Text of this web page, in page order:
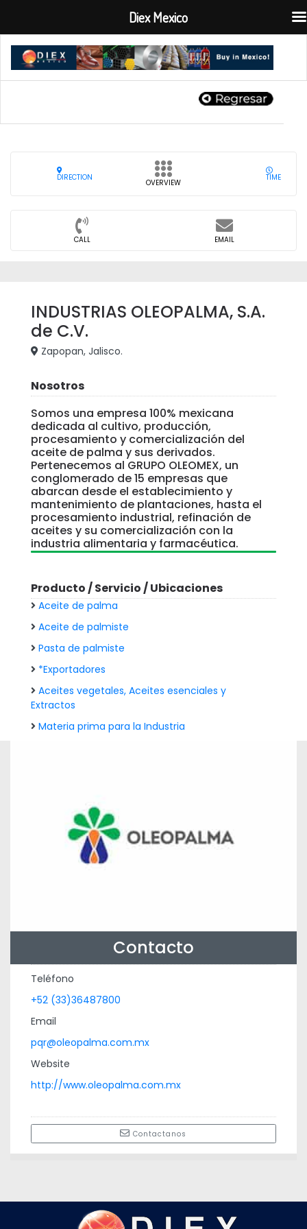
DIRECTION
OVERVIEW
TIME
CALL EMAIL
INDUSTRIAS OLEOPALMA, S.A.
de C.V.
Zapopan, Jalisco.
Nosotros
Somos una empresa 100% mexicana
dedicada al cultivo, producción,
procesamiento y comercialización del
aceite de palma y sus derivados.
Pertenecemos al GRUPO OLEOMEX, un
conglomerado de 15 empresas que
abarcan desde el establecimiento y
mantenimiento de plantaciones, hasta el
procesamiento industrial, refinación de
aceites y su comercialización con la
industria alimentaria y farmacéutica.
Producto / Servicio / Ubicaciones
Aceite de palma
Aceite de palmiste
Pasta de palmiste
*Exportadores
Aceites vegetales, Aceites esenciales y
Extractos
Materia prima para la Industria
Contacto
Teléfono
+52 (33)36487800
Email
pqr@oleopalma.com.mx
Website
http://www.oleopalma.com.mx
Contactanos
Diex Mexico